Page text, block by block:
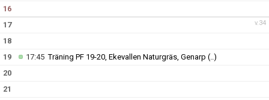
16
v.34
17
18
19
17:45Träning PF 19-20, Ekevallen Naturgräs, Genarp (..)
20
21